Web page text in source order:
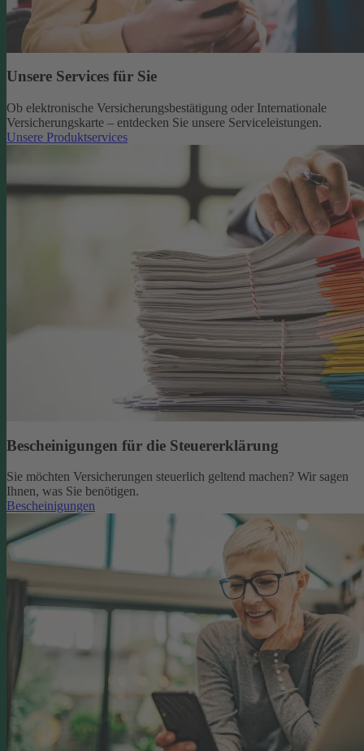
Unsere Services für Sie
Ob elektronische Versicherungsbestätigung oder Internationale
Versicherungskarte – entdecken Sie unsere Serviceleistungen.
Unsere Produktservices
Bescheinigungen für die Steuererklärung
Sie möchten Versicherungen steuerlich geltend machen? Wir sagen
Ihnen, was Sie benötigen.
Bescheinigungen